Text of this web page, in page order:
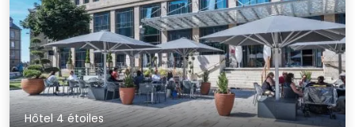
Hôtel 4 étoiles